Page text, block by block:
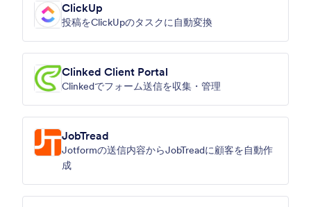
ClickUp
投稿をClickUpのタスクに自動変換
Clinked Client Portal
Clinkedでフォーム送信を収集・管理
JobTread
Jotformの送信内容からJobTreadに顧客を自動作
成